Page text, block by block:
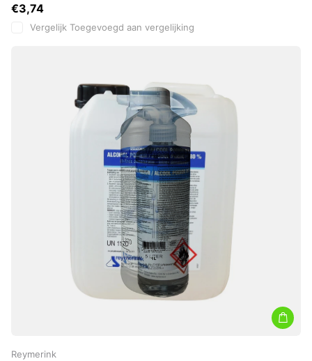
€3,74
Vergelijk Toegevoegd aan vergelijking
Reymerink